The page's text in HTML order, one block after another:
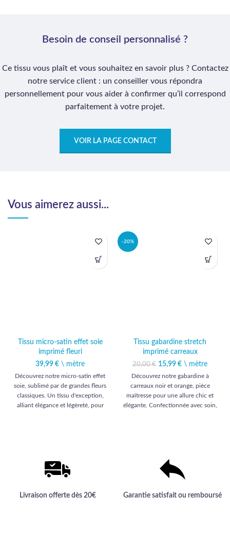
Besoin de conseil personnalisé ?
Ce tissu vous plaît et vous souhaitez en savoir plus ? Contactez
notre service client : un conseiller vous répondra
personnellement pour vous aider à confirmer qu’il correspond
parfaitement à votre projet.
VOIR LA PAGE CONTACT
Vous aimerez aussi...
Tissu micro-satin effet soie
imprimé fleuri
39,99 € \ mètre
Découvrez notre micro-satin effet
soie, sublimé par de grandes fleurs
classiques. Un tissu d'exception,
alliant élégance et légèreté, pour
-20%
Tissu gabardine stretch
imprimé carreaux
20,00€
Le prix initial était :
20,00 €.
15,99 €
Le prix
actuel est :
15,99 €.
\ mètre
Découvrez notre gabardine à
carreaux noir et orange, pièce
maîtresse pour une allure chic et
élégante. Confectionnée avec soin,
Livraison offerte dès 20€ Garantie satisfait ou remboursé